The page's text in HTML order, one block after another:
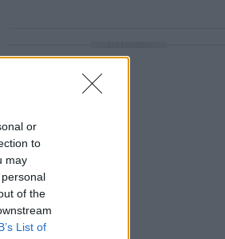
or
to
may
of the
List of